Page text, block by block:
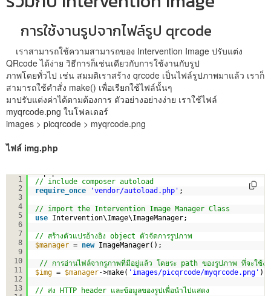
การใช้งานรูปจากไฟล์รูป qrcode
เราสามารถใช้ความสามารถของ Intervention Image ปรับแต่ง
QRcode ได้ง่าย วิธีการก็เช่นเดียวกับการใช้งานกับรูป
ภาพโดยทั่วไป เช่น สมมติเราสร้าง qrcode เป็นไฟล์รูปภาพมาแล้ว เราก็
สามารถใช้คำสั่ง make() เพื่อเรียกใช้ไฟล์นั้นๆ
มาปรับแต่งค่าได้ตามต้องการ ตัวอย่างอย่างง่าย เราใช้ไฟล์
myqrcode.png ในโฟลเดอร์
images > picqrcode > myqrcode.png
ไฟล์ img.php
1
2
3
4
5
6
7
8
9
10
11
12
13
// include composer autoload
require_once
'vendor/autoload.php' ;
// import the Intervention Image Manager Class
use Intervention\Image\ImageManager;
// สร้างตัวแปรอ้างอิง object ตัวจัดการรูปภาพ
$manager = new ImageManager();
// การอ่านไฟล์จากรูภาพที่มีอยู่แล้ว โดยระ path ของรูปภาพ ที่จะใช้งา
$img = $manager->make( 'images/picqrcode/myqrcode.png' )-
// ส่ง HTTP header และข้อมูลของรูปเพื่อนำไปแสดง